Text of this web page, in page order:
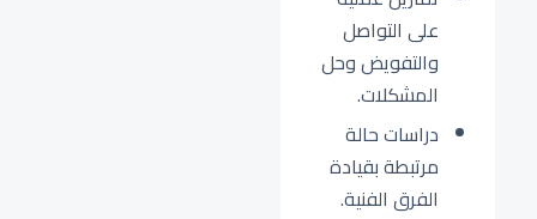
على التواصل
والتفويض وحل
المشكلات.
دراسات حالة
مرتبطة بقيادة
الفرق الفنية.